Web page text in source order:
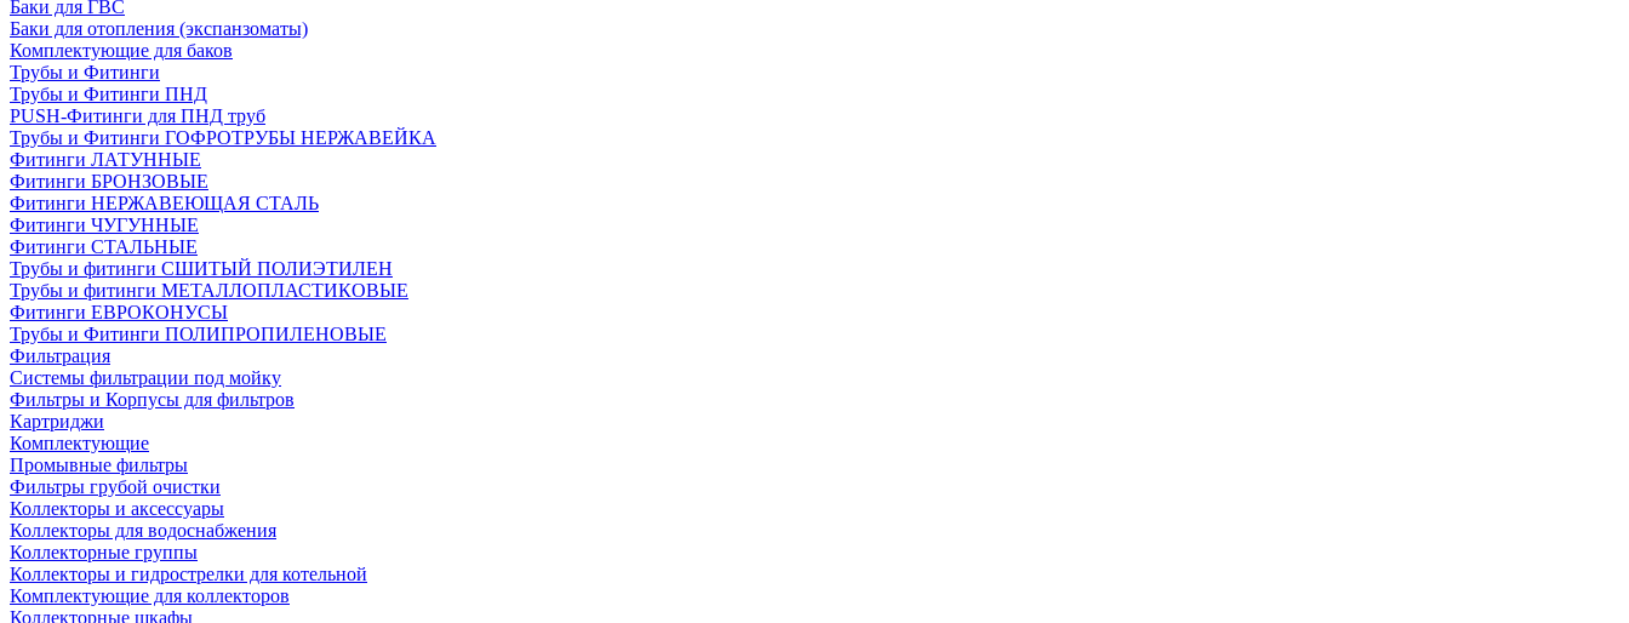
Баки для ГВС
Баки для отопления (экспанзоматы)
Комплектующие для баков
Трубы и Фитинги
Трубы и Фитинги ПНД
PUSH-Фитинги для ПНД труб
Трубы и Фитинги ГОФРОТРУБЫ НЕРЖАВЕЙКА
Фитинги ЛАТУННЫЕ
Фитинги БРОНЗОВЫЕ
Фитинги НЕРЖАВЕЮЩАЯ СТАЛЬ
Фитинги ЧУГУННЫЕ
Фитинги СТАЛЬНЫЕ
Трубы и фитинги СШИТЫЙ ПОЛИЭТИЛЕН
Трубы и фитинги МЕТАЛЛОПЛАСТИКОВЫЕ
Фитинги ЕВРОКОНУСЫ
Трубы и Фитинги ПОЛИПРОПИЛЕНОВЫЕ
Фильтрация
Системы фильтрации под мойку
Фильтры и Корпусы для фильтров
Картриджи
Комплектующие
Промывные фильтры
Фильтры грубой очистки
Коллекторы и аксессуары
Коллекторы для водоснабжения
Коллекторные группы
Коллекторы и гидрострелки для котельной
Комплектующие для коллекторов
Коллекторные шкафы